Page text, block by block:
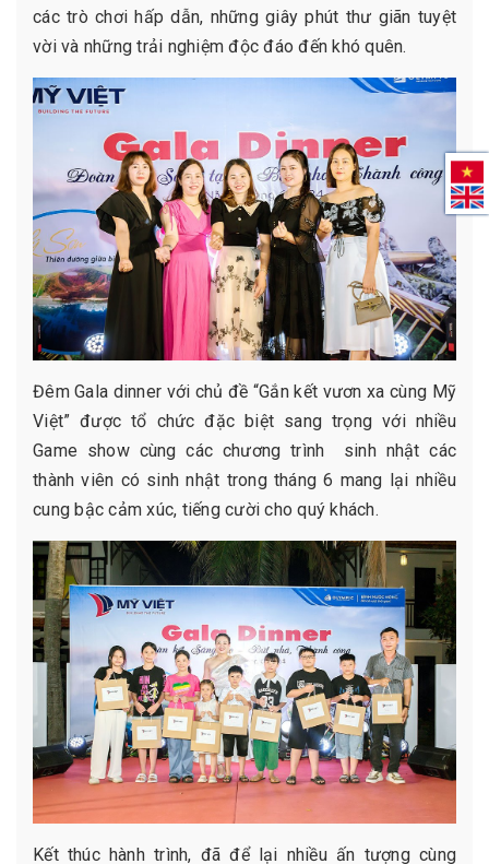
các trò chơi hấp dẫn, những giây phút thư giãn tuyệt
vời và những trải nghiệm độc đáo đến khó quên.
Đêm Gala dinner với chủ đề “Gắn kết vươn xa cùng Mỹ
Việt” được tổ chức đặc biệt sang trọng với nhiều
Game show cùng các chương trình sinh nhật các
thành viên có sinh nhật trong tháng 6 mang lại nhiều
cung bậc cảm xúc, tiếng cười cho quý khách.
Kết thúc hành trình, đã để lại nhiều ấn tượng cùng